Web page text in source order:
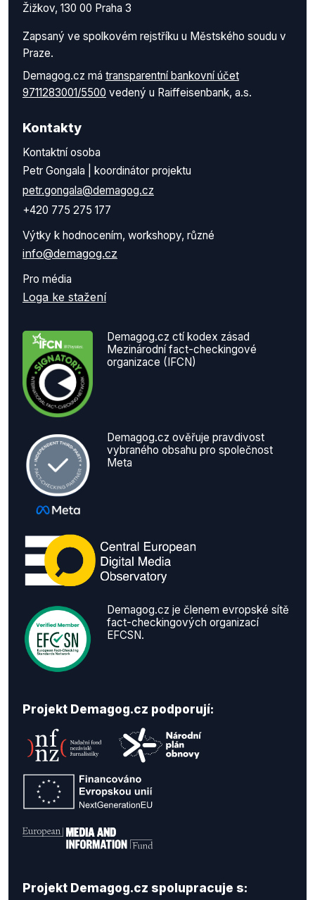
Žižkov, 130 00 Praha 3
Zapsaný ve spolkovém rejstříku u Městského soudu v
Praze.
Demagog.cz má transparentní bankovní účet
9711283001/5500 vedený u Raiffeisenbank, a.s.
Kontakty
Kontaktní osoba
Petr Gongala | koordinátor projektu
petr.gongala@demagog.cz
+420 775 275 177
Výtky k hodnocením, workshopy, různé
info@demagog.cz
Pro média
Loga ke stažení
Demagog.cz ctí kodex zásad
Mezinárodní fact-checkingové
organizace (IFCN)
Demagog.cz ověřuje pravdivost
vybraného obsahu pro společnost
Meta
Demagog.cz je členem evropské sítě
fact-checkingových organizací
EFCSN.
Projekt Demagog.cz podporují:
Projekt Demagog.cz spolupracuje s: